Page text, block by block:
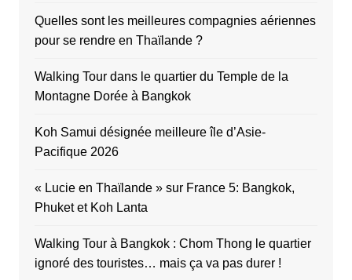
Quelles sont les meilleures compagnies aériennes
pour se rendre en Thaïlande ?
Walking Tour dans le quartier du Temple de la
Montagne Dorée à Bangkok
Koh Samui désignée meilleure île d’Asie-
Pacifique 2026
« Lucie en Thaïlande » sur France 5: Bangkok,
Phuket et Koh Lanta
Walking Tour à Bangkok : Chom Thong le quartier
ignoré des touristes… mais ça va pas durer !